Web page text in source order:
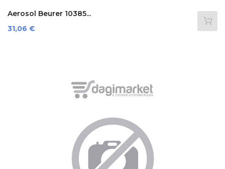
Aerosol Beurer 10385...
Prezzo
31,06 €